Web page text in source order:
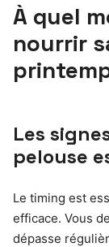
À quel
nourrir
Les
pelouse
Le timing est
efficace. Vous
dépasse